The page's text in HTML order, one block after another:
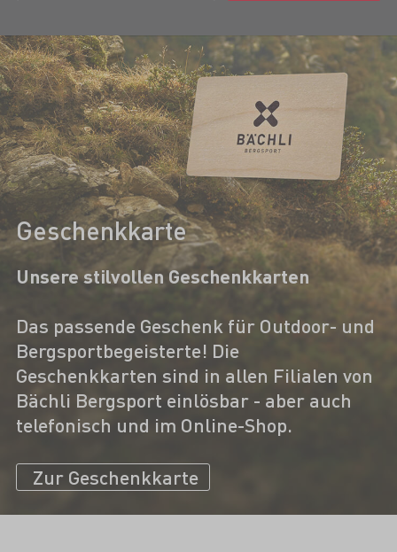
Geschenkkarte
Unsere stilvollen Geschenkkarten
Das passende Geschenk für Outdoor- und
Bergsportbegeisterte! Die
Geschenkkarten sind in allen Filialen von
Bächli Bergsport einlösbar - aber auch
telefonisch und im Online-Shop.
Zur Geschenkkarte